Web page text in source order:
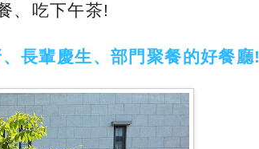
、吃下午茶!
長輩慶生、部門聚餐的好餐廳!